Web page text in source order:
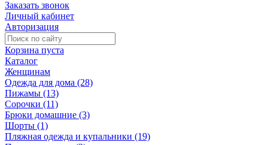
Заказать звонок
Личный кабинет
Авторизация
Корзина пуста
Каталог
Женщинам
Одежда для дома (28)
Пижамы (13)
Сорочки (11)
Брюки домашние (3)
Шорты (1)
Пляжная одежда и купальники (19)